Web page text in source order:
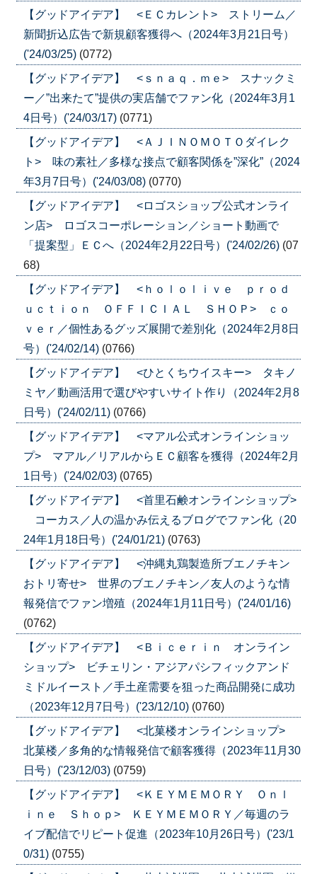
【グッドアイデア】 <ＥＣカレント> ストリーム／
新聞折込広告で新規顧客獲得へ（2024年3月21日号）
('24/03/25) (0772)
【グッドアイデア】 <ｓｎａｑ．ｍｅ> スナックミ
ー／”出来たて”提供の実店舗でファン化（2024年3月1
4日号）('24/03/17) (0771)
【グッドアイデア】 <ＡＪＩＮＯＭＯＴＯダイレク
ト> 味の素社／多様な接点で顧客関係を”深化”（2024
年3月7日号）('24/03/08) (0770)
【グッドアイデア】 <ロゴスショップ公式オンライ
ン店> ロゴスコーポレーション／ショート動画で
「提案型」ＥＣへ（2024年2月22日号）('24/02/26) (07
68)
【グッドアイデア】 <ｈｏｌｏｌｉｖｅ ｐｒｏｄ
ｕｃｔｉｏｎ ＯＦＦＩＣＩＡＬ ＳＨＯＰ> ｃｏ
ｖｅｒ／個性あるグッズ展開で差別化（2024年2月8日
号）('24/02/14) (0766)
【グッドアイデア】 <ひとくちウイスキー> タキノ
ミヤ／動画活用で選びやすいサイト作り（2024年2月8
日号）('24/02/11) (0766)
【グッドアイデア】 <マアル公式オンラインショッ
プ> マアル／リアルからＥＣ顧客を獲得（2024年2月
1日号）('24/02/03) (0765)
【グッドアイデア】 <首里石鹸オンラインショップ>
コーカス／人の温かみ伝えるブログでファン化（20
24年1月18日号）('24/01/21) (0763)
【グッドアイデア】 <沖縄丸鶏製造所ブエノチキン
おトリ寄せ> 世界のブエノチキン／友人のような情
報発信でファン増殖（2024年1月11日号）('24/01/16)
(0762)
【グッドアイデア】 <Ｂｉｃｅｒｉｎ オンライン
ショップ> ビチェリン・アジアパシフィックアンド
ミドルイースト／手土産需要を狙った商品開発に成功
（2023年12月7日号）('23/12/10) (0760)
【グッドアイデア】 <北菓楼オンラインショップ>
北菓楼／多角的な情報発信で顧客獲得（2023年11月30
日号）('23/12/03) (0759)
【グッドアイデア】 <ＫＥＹＭＥＭＯＲＹ Ｏｎｌ
ｉｎｅ Ｓｈｏｐ> ＫＥＹＭＥＭＯＲＹ／毎週のラ
イブ配信でリピート促進（2023年10月26日号）('23/1
0/31) (0755)